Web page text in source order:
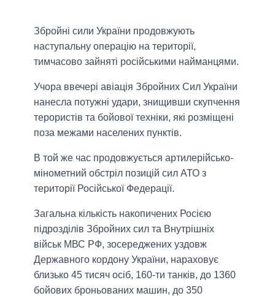
Збройні сили України продовжують
наступальну операцію на території,
тимчасово зайняті російськими найманцями.
Учора ввечері авіація Збройних Сил України
нанесла потужні удари, знищивши скупчення
терористів та бойової техніки, які розміщені
поза межами населених пунктів.
В той же час продовжується артилерійсько-
мінометний обстріл позицій сил АТО з
території Російської Федерації.
Загальна кількість накопичених Росією
підрозділів Збройних сил та Внутрішніх
військ МВС РФ, зосереджених уздовж
Державного кордону України, нараховує
близько 45 тисяч осіб, 160-ти танків, до 1360
бойових броньованих машин, до 350